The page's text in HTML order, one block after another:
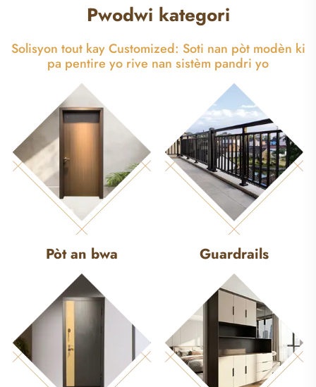
Pwodwi kategori
Solisyon tout kay Customized: Soti nan pòt modèn ki
pa pentire yo rive nan sistèm pandri yo
Pòt an bwa Guardrails